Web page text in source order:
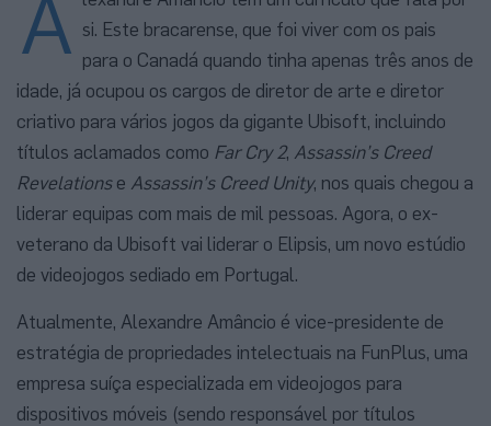
si. Este bracarense, que foi viver com os pais
para o Canadá quando tinha apenas três anos de
idade, já ocupou os cargos de diretor de arte e diretor
criativo para vários jogos da gigante Ubisoft, incluindo
títulos aclamados como Far Cry 2, Assassin’s Creed
Revelationse Assassin’s Creed Unity, nos quais chegou a
liderar equipas com mais de mil pessoas. Agora, o ex-
veterano da Ubisoft vai liderar o Elipsis, um novo estúdio
de videojogos sediado em Portugal.
Atualmente, Alexandre Amâncio é vice-presidente de
estratégia de propriedades intelectuais na FunPlus, uma
empresa suíça especializada em videojogos para
dispositivos móveis (sendo responsável por títulos